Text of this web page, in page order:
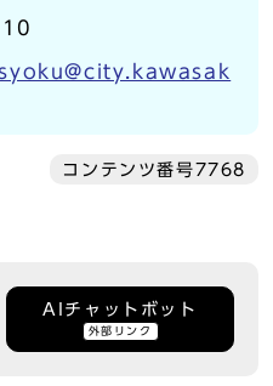
コンテンツ番号7768
AIチャットボット
外部リンク